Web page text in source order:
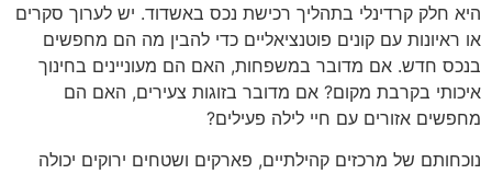
היא חלק קרדינלי בתהליך רכישת נכס באשדוד. יש לערוך סקרים
או ראיונות עם קונים פוטנציאליים כדי להבין מה הם מחפשים
בנכס חדש. אם מדובר במשפחות, האם הם מעוניינים בחינוך
איכותי בקרבת מקום? אם מדובר בזוגות צעירים, האם הם
מחפשים אזורים עם חיי לילה פעילים?
נוכחותם של מרכזים קהילתיים, פארקים ושטחים ירוקים יכולה